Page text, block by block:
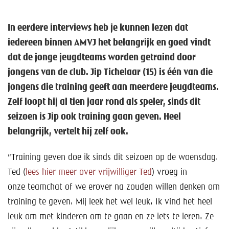
In eerdere interviews heb je kunnen lezen dat
iedereen binnen AMVJ het belangrijk en goed vindt
dat de jonge jeugdteams worden getraind door
jongens van de club. Jip Tichelaar (15) is één van die
jongens die training geeft aan meerdere jeugdteams.
Zelf loopt hij al tien jaar rond als speler, sinds dit
seizoen is Jip ook training gaan geven. Heel
belangrijk, vertelt hij zelf ook.
“Training geven doe ik sinds dit seizoen op de woensdag.
Ted ( lees hier meer over vrijwilliger Ted) vroeg in
onze teamchat of we erover na zouden willen denken om
training te geven. Mij leek het wel leuk. Ik vind het heel
leuk om met kinderen om te gaan en ze iets te leren. Ze